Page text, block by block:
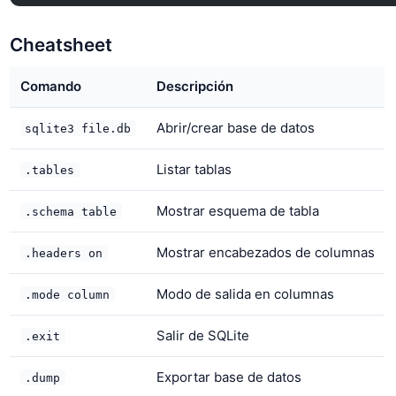
Cheatsheet
Comando Descripción
sqlite3 file.db Abrir/crear base de datos
.tables Listar tablas
.schema table Mostrar esquema de tabla
.headers on Mostrar encabezados de columnas
.mode column Modo de salida en columnas
.exit Salir de SQLite
.dump Exportar base de datos